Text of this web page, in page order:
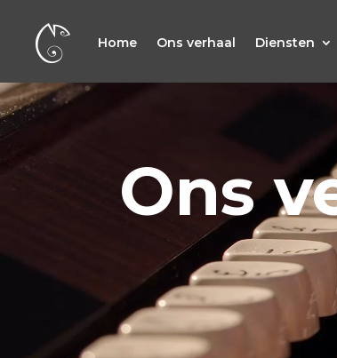
Home Ons verhaal Diensten
Video
Player
Ons